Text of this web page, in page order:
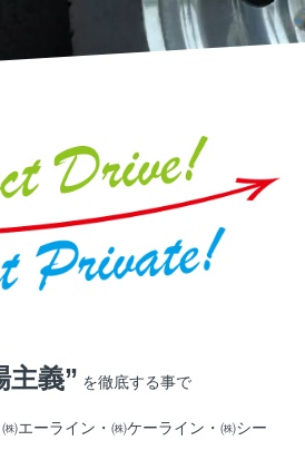
主義” を徹底する事で
エーライン・㈱ケーライン・㈱シー